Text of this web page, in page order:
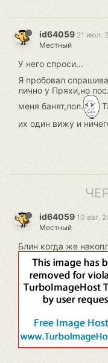
id64059 21 июл.
Местный
У него спроси...
Я пробовал
лично у Пряхи,но
меня банят,лол.
их один вижу и
id64059 10 авг.
Местный
Блин когда же